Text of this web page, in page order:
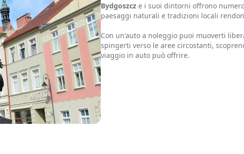
Bydgoszcz e i suoi dintorni offrono
paesaggi naturali e tradizioni locali
Con un'auto a noleggio puoi muoverti
spingerti verso le aree circostanti,
viaggio in auto può offrire.